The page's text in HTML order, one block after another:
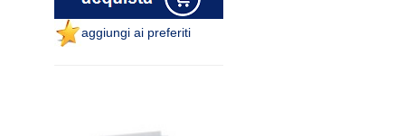
aggiungi ai preferiti